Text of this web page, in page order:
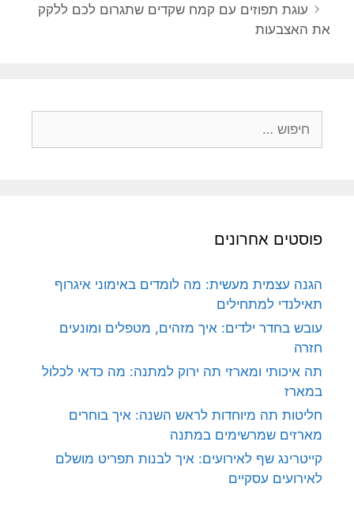
עוגת תפוזים עם קמח שקדים שתגרום לכם ללקק
את האצבעות
פוסטים אחרונים
הגנה עצמית מעשית: מה לומדים באימוני איגרוף
תאילנדי למתחילים
עובש בחדר ילדים: איך מזהים, מטפלים ומונעים
חזרה
תה איכותי ומארזי תה ירוק למתנה: מה כדאי לכלול
במארז
חליטות תה מיוחדות לראש השנה: איך בוחרים
מארזים שמרשימים במתנה
קייטרינג שף לאירועים: איך לבנות תפריט מושלם
לאירועים עסקיים